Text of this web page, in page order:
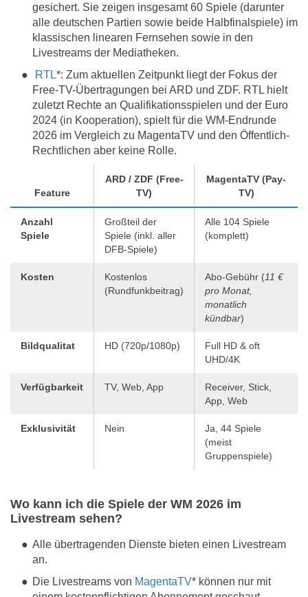
gesichert. Sie zeigen insgesamt 60 Spiele (darunter
alle deutschen Partien sowie beide Halbfinalspiele) im
klassischen linearen Fernsehen sowie in den
Livestreams der Mediatheken.
RTL*: Zum aktuellen Zeitpunkt liegt der Fokus der
Free-TV-Übertragungen bei ARD und ZDF. RTL hielt
zuletzt Rechte an Qualifikationsspielen und der Euro
2024 (in Kooperation), spielt für die WM-Endrunde
2026 im Vergleich zu MagentaTV und den Öffentlich-
Rechtlichen aber keine Rolle.
Feature
ARD / ZDF (Free-
TV)
MagentaTV (Pay-
TV)
Anzahl
Spiele
Großteil der
Spiele (inkl. aller
DFB-Spiele)
Alle 104 Spiele
(komplett)
Kosten
Kostenlos
(Rundfunkbeitrag)
Abo-Gebühr (11 €
pro Monat,
monatlich
kündbar)
Bildqualitat HD (720p/1080p)
Full HD & oft
UHD/4K
Verfügbarkeit TV, Web, App
Receiver, Stick,
App, Web
Exklusivität Nein
Ja, 44 Spiele
(meist
Gruppenspiele)
Wo kann ich die Spiele der WM 2026 im
Livestream sehen?
Alle übertragenden Dienste bieten einen Livestream
an.
Die Livestreams von MagentaTV* können nur mit